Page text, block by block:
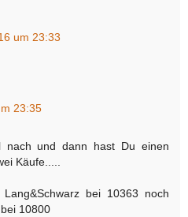
um 23:33
23:35
nach und dann hast Du einen
Käufe.....
bei 10363 noch
10800